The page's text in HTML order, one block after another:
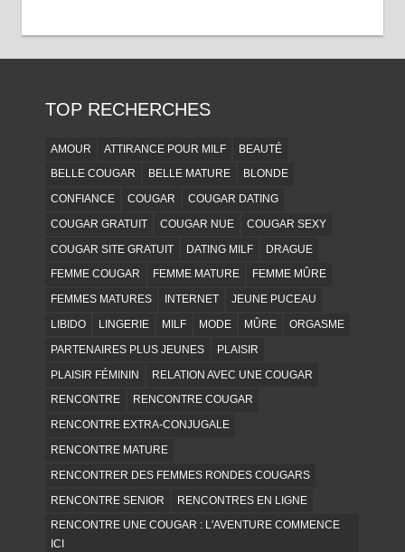
TOP RECHERCHES
AMOUR ATTIRANCE POUR MILF
BEAUTÉ
BELLE COUGAR
BELLE MATURE
BLONDE
CONFIANCE
COUGAR
COUGAR DATING
COUGAR GRATUIT
COUGAR NUE
COUGAR SEXY
COUGAR SITE GRATUIT
DATING MILF
DRAGUE
FEMME COUGAR
FEMME MATURE
FEMME MÛRE
FEMMES MATURES
INTERNET
JEUNE PUCEAU
LIBIDO
LINGERIE MILF MODE MÛRE
ORGASME
PARTENAIRES PLUS JEUNES
PLAISIR
PLAISIR FÉMININ
RELATION AVEC UNE COUGAR
RENCONTRE
RENCONTRE COUGAR
RENCONTRE EXTRA-CONJUGALE
RENCONTRE MATURE
RENCONTRER DES FEMMES RONDES COUGARS
RENCONTRE SENIOR
RENCONTRES EN LIGNE
RENCONTRE UNE COUGAR : L'AVENTURE COMMENCE
ICI